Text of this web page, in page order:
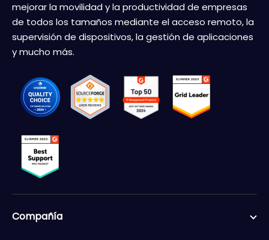
mejorar la movilidad y la productividad de empresas
de todos los tamaños mediante el acceso remoto, la
supervisión de dispositivos, la gestión de aplicaciones
y mucho más.
Compañía